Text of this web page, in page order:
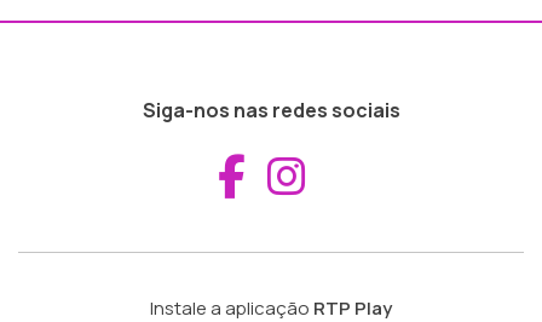
Siga-nos nas redes sociais
Aceder ao
Instale a aplicação RTP Play